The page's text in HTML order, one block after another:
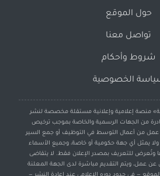
حول الموقع
تواصل معنا
شروط وأحكام
الخصوصية
منصة إعلامية وإعلانية مستقلة مخصصة لنشر
من الجهات الرسمية والخاصة بموجب ترخيص
عمل من أعمال التوسط في التوظيف أو جمع السير
ولا يمثل أي جهة حكومية أو خاصة، وجميع الأسماء
وتُعرض للتعريف بمصدر الإعلان فقط. لا يتقاضى
عن عمل، ويتم التقديم مباشرة لدى الجهة المعلنة